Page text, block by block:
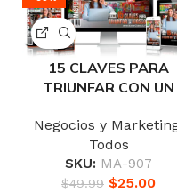
15 CLAVES PARA
TRIUNFAR CON UN
Negocios y
Todos
SKU: MA-907
$49.99 $25.00